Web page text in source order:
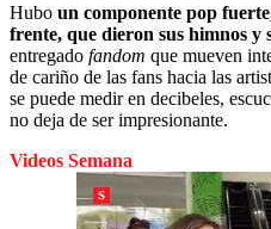
Hubo un componente pop
frente, que dieron sus himnos y
entregado fandom que mueven
de cariño de las fans hacia las
se puede medir en decibeles,
no deja de ser impresionante.
Videos Semana